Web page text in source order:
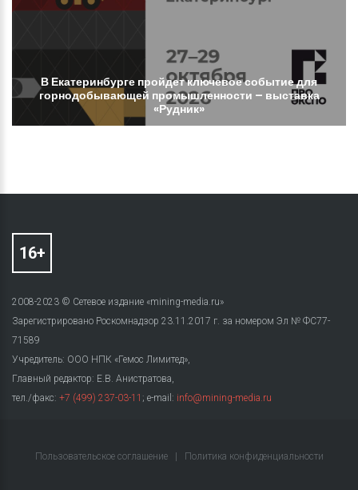
В Екатеринбурге пройдетключевоесобытиедля
горнодобывающей промышленности – выставка
«Рудник»
2008-2023 © Сетевое издание «mining-media.ru»
Зарегистрировано Роскомнадзор 23.11.2017 г. за номером Эл № ФС77-
71589
Учредитель: ООО НПК «Гемос Лимитед»,
Главный редактор: Е.В. Анистратова,
тел./факс: +7 (499) 237-03-11 ; e-mail: info@mining-media.ru
Пользовательское соглашение Политика конфиденциальности